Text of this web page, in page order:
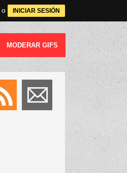
o INICIAR SESIÓN
MODERAR GIFS